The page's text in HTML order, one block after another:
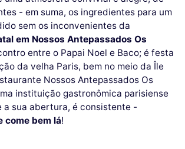
- em suma, os ingredientes para um
sem os inconvenientes da
em Nossos Antepassados Os
entre o Papai Noel e Baco; é festa
da velha Paris, bem no meio da Île
Nossos Antepassados Os
instituição gastronômica parisiense
a sua abertura, é consistente -
come bem lá!